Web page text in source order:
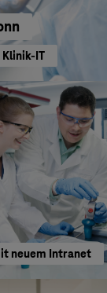
Klinik-IT
neuem Intranet